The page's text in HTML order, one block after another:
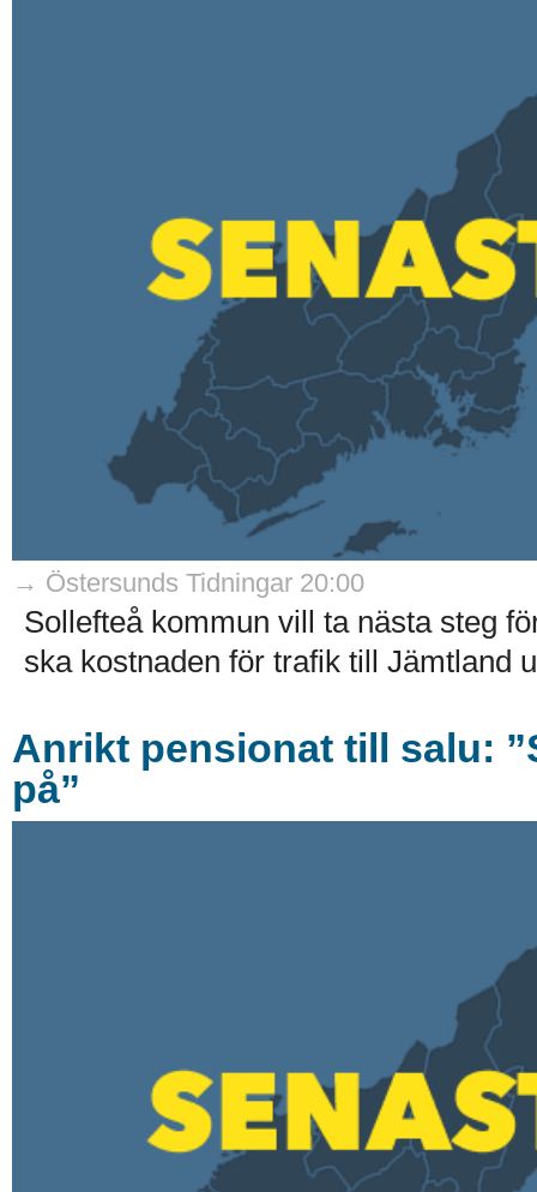
→ Östersunds Tidningar 20:00
Sollefteå kommun vill ta nästa steg
ska kostnaden för trafik till Jämtland
Anrikt pensionat till salu:
på”